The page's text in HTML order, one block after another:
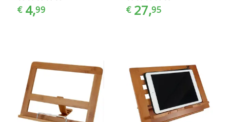
€ 4,99 € 27,95